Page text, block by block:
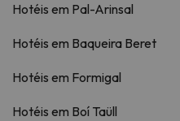
Hotéis em Pal-Arinsal
Hotéis em Baqueira Beret
Hotéis em Formigal
Hotéis em Boí Taüll